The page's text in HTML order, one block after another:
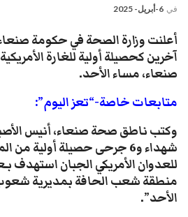
في 6-أبريل- 2025
آخرين كحصيلة أولية للغارة
صنعاء، مساء الأحد.
متابعات خاصة-“تعز اليوم”:
شهداء و6 جرحى حصيلة أولية
للعدوان الأمريكي الجبان استهدف
منطقة شعب الحافة بمديرية
الأحد”.